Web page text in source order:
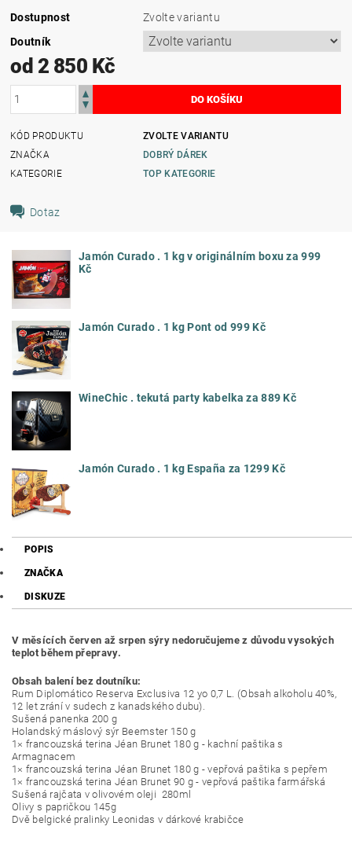
Dostupnost
Zvolte variantu
Doutník
od 2 850 Kč
KÓD PRODUKTU
ZVOLTE VARIANTU
ZNAČKA
DOBRÝ DÁREK
KATEGORIE
TOP KATEGORIE
Dotaz
Jamón Curado . 1 kg v originálním boxu za 999
Kč
Jamón Curado . 1 kg Pont od 999 Kč
WineChic . tekutá party kabelka za 889 Kč
Jamón Curado . 1 kg España za 1299 Kč
POPIS
ZNAČKA
DISKUZE
V měsících červen až srpen sýry nedoručujeme z důvodu vysokých
teplot během přepravy.
Obsah balení bez doutníku:
Rum Diplomático Reserva Exclusiva 12 yo 0,7 L. (Obsah alkoholu 40%,
12 let zrání v sudech z kanadského dubu).
Sušená panenka 200 g
Holandský máslový sýr Beemster 150 g
1× francouzská terina Jéan Brunet 180 g - kachní paštika s
Armagnacem
1× francouzská terina Jéan Brunet 180 g - vepřová paštika s pepřem
1× francouzská terina Jéan Brunet 90 g - vepřová paštika farmářská
Sušená rajčata v olivovém oleji 280ml
Olivy s papričkou 145g
Dvě belgické pralinky Leonidas v dárkové krabičce